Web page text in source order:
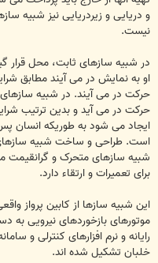
و دریایی و زیردریایی نیز شبیه
نیست.
در شبیه سازهای ثابت، محل قرار
او به نمایش در می آیند مطابق
حرکت در می آیند. در شبیه
حرکت در می آید و بدین ترتیب
ایجاد می شود به طوریکه انسان
است. طراحی و ساخت شبیه
شبیه سازهای متحرک و گرانقیمت
برای تعمیرات و ارتقاء دارد.
این شبیه سازها از کابین پرواز
موتورهای بازخوردهای نیرویی
رایانه و نرم افزارهای کنترلی و
خلبان تشکیل شده اند.